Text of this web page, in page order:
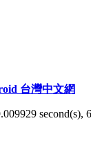
台灣中文網